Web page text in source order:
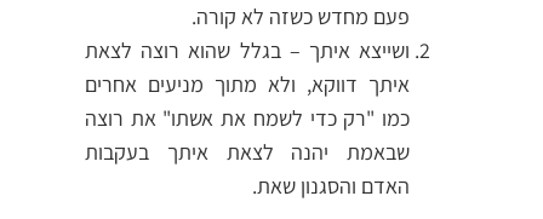
פעם מחדש כשזה לא קורה.
ושייצא איתך – בגלל שהוא רוצה לצאת
איתך דווקא, ולא מתוך מניעים אחרים
כמו "רק כדי לשמח את אשתו" את רוצה
שבאמת יהנה לצאת איתך בעקבות
האדם והסגנון שאת.